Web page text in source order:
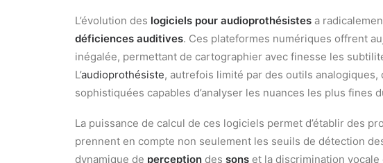
L’évolution des logiciels pour audioprothésistes a
déficiences auditives. Ces plateformes numériques offrent
inégalée, permettant de cartographier avec finesse les
L’audioprothésiste, autrefois limité par des outils analogiques,
sophistiquées capables d’analyser les nuances les plus fines
La puissance de calcul de ces logiciels permet d’établir des
prennent en compte non seulement les seuils de détection
dynamique de perception des sons et la discrimination